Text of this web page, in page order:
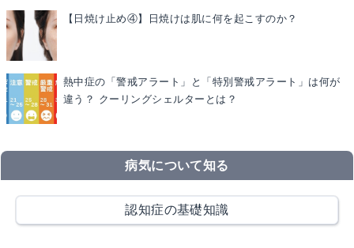
【日焼け止め④】日焼けは肌に何を起こすのか？
熱中症の「警戒アラート」と「特別警戒アラート」は何が
違う？ クーリングシェルターとは？
病気について知る
認知症の基礎知識